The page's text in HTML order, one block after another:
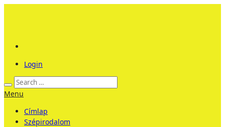
Login
Menu
Címlap
Szépirodalom